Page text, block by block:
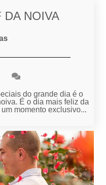
DA NOIVA
do grande dia é o
É o dia mais feliz da
momento exclusivo...